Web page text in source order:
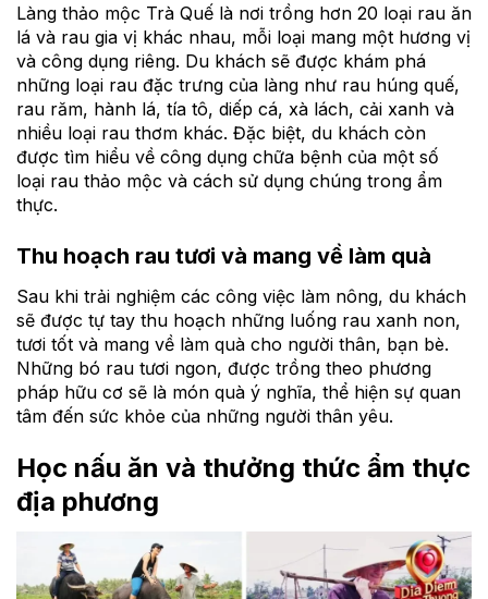
Làng thảo mộc Trà Quế là nơi trồng hơn 20 loại rau ăn
lá và rau gia vị khác nhau, mỗi loại mang một hương vị
và công dụng riêng. Du khách sẽ được khám phá
những loại rau đặc trưng của làng như rau húng quế,
rau răm, hành lá, tía tô, diếp cá, xà lách, cải xanh và
nhiều loại rau thơm khác. Đặc biệt, du khách còn
được tìm hiểu về công dụng chữa bệnh của một số
loại rau thảo mộc và cách sử dụng chúng trong ẩm
thực.
Thu hoạch rau tươi và mang về làm quà
Sau khi trải nghiệm các công việc làm nông, du khách
sẽ được tự tay thu hoạch những luống rau xanh non,
tươi tốt và mang về làm quà cho người thân, bạn bè.
Những bó rau tươi ngon, được trồng theo phương
pháp hữu cơ sẽ là món quà ý nghĩa, thể hiện sự quan
tâm đến sức khỏe của những người thân yêu.
Học nấu ăn và thưởng thức ẩm thực
địa phương